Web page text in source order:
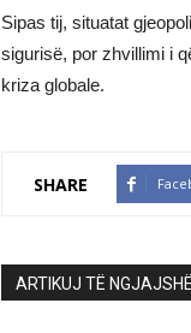
Sipas tij, situatat
sigurisë, por zhvillimi i
kriza globale.
SHARE
ARTIKUJ TË